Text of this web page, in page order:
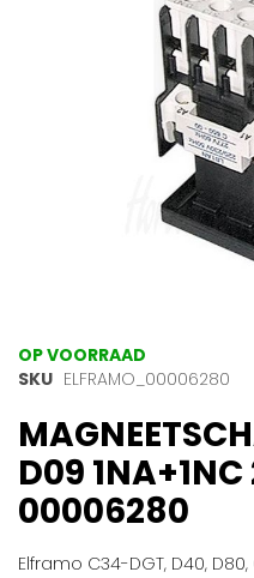
Ga
naar
begin
van
de
afbeeldingen-
gallerij
OP VOORRAAD
SKU ELFRAMO_00006280
D09
00006280
Elframo C34-DGT, D40,